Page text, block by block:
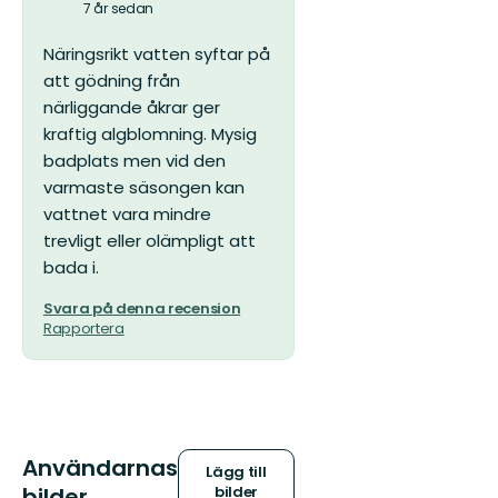
7 år sedan
Näringsrikt vatten syftar på
att gödning från
närliggande åkrar ger
kraftig algblomning. Mysig
badplats men vid den
varmaste säsongen kan
vattnet vara mindre
trevligt eller olämpligt att
bada i.
Svara på denna recension
Rapportera
Användarnas
Lägg till
bilder